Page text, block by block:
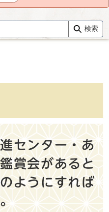
検索
センター・あ
賞会があると
ようにすれば